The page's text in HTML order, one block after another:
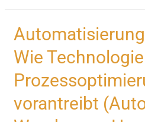
Wie
vorantreibt
Automatisierung
im
Lager:
Wie
Technologie
die
Prozessoptimierung